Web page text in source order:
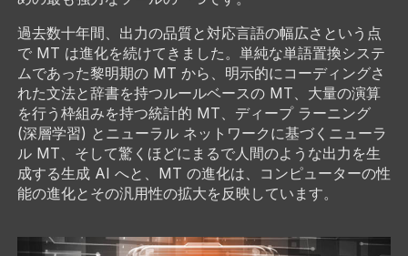
過去数十年間、出力の品質と対応言語の幅広さという点
で MT は進化を続けてきました。単純な単語置換システ
ムであった黎明期の MT から、明示的にコーディングさ
れた文法と辞書を持つルールベースの MT、大量の演算
を行う枠組みを持つ統計的 MT、ディープ ラーニング
(深層学習) とニューラル ネットワークに基づくニューラ
ル MT、そして驚くほどにまるで人間のような出力を生
成する生成 AI へと、MT の進化は、コンピューターの性
能の進化とその汎用性の拡大を反映しています。